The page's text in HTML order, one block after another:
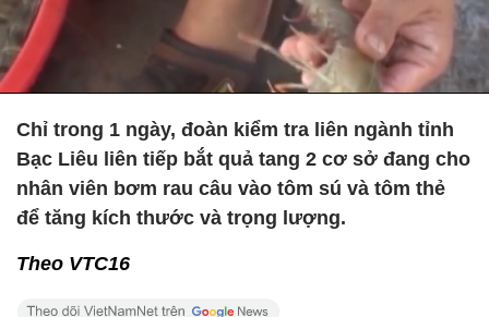
Chỉ trong 1 ngày, đoàn kiểm tra liên ngành tỉnh
Bạc Liêu liên tiếp bắt quả tang 2 cơ sở đang cho
nhân viên bơm rau câu vào tôm sú và tôm thẻ
để tăng kích thước và trọng lượng.
Theo VTC16